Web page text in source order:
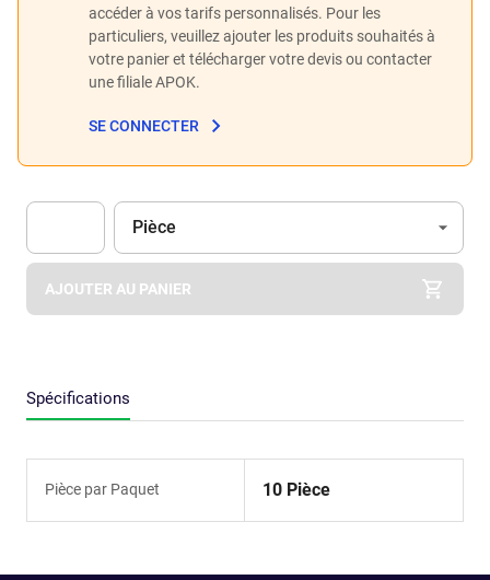
accéder à vos tarifs personnalisés. Pour les
particuliers, veuillez ajouter les produits souhaités à
votre panier et télécharger votre devis ou contacter
une filiale APOK.
SE CONNECTER
Apok.Product.Detail.AddToCart.Quantity (Optionnel)
Unité
Pièce
AJOUTER AU PANIER
Spécifications
Pièce par Paquet 10 Pièce